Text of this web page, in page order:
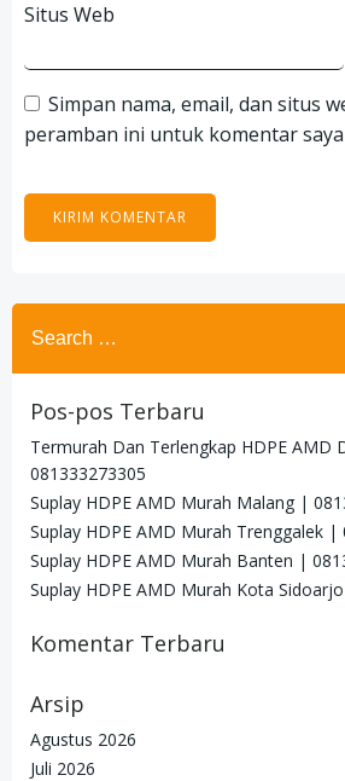
Situs Web
Simpan nama, email, dan situs
peramban ini untuk komentar
Search
for:
Pos-pos Terbaru
Termurah Dan Terlengkap HDPE AMD
081333273305
Suplay HDPE AMD Murah Malang |
Suplay HDPE AMD Murah Trenggalek |
Suplay HDPE AMD Murah Banten |
Suplay HDPE AMD Murah Kota
Komentar Terbaru
Arsip
Agustus 2026
Juli 2026